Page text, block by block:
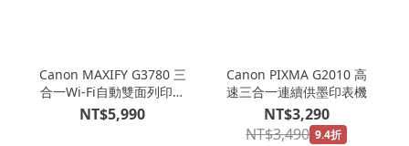
Canon MAXIFY G3780 三
合一Wi-Fi自動雙面列印相
片連供印表機
NT$5,990
Canon PIXMA G2010 高
速三合一連續供墨印表機
NT$3,290
NT$3,490 9.4折